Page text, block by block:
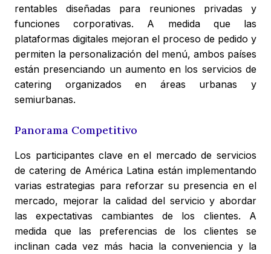
rentables diseñadas para reuniones privadas y
funciones corporativas. A medida que las
plataformas digitales mejoran el proceso de pedido y
permiten la personalización del menú, ambos países
están presenciando un aumento en los servicios de
catering organizados en áreas urbanas y
semiurbanas.
Panorama Competitivo
Los participantes clave en el mercado de servicios
de catering de América Latina están implementando
varias estrategias para reforzar su presencia en el
mercado, mejorar la calidad del servicio y abordar
las expectativas cambiantes de los clientes. A
medida que las preferencias de los clientes se
inclinan cada vez más hacia la conveniencia y la